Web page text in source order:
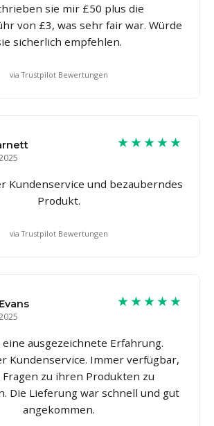
sie mir £50 plus die
von £3, was sehr fair war. Würde
sicherlich empfehlen.
via Trustpilot Bewertungen
★★★★★
Kundenservice und bezauberndes
Produkt.
via Trustpilot Bewertungen
★★★★★
ausgezeichnete Erfahrung.
Kundenservice. Immer verfügbar,
Fragen zu ihren Produkten zu
Die Lieferung war schnell und gut
angekommen.